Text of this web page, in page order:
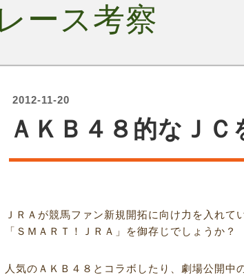
レース考察
2012-11-20
ＡＫＢ４８的なＪ
ＪＲＡが競馬ファン新規開拓に向け力を入れて
「ＳＭＡＲＴ！ＪＲＡ」を御存じでしょうか？
人気のＡＫＢ４８とコラボしたり、劇場公開中